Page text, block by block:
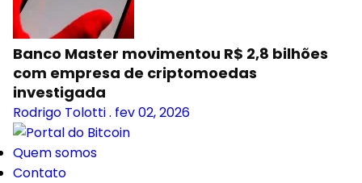
Banco Master movimentou R$ 2,8 bilhões
com empresa de criptomoedas
investigada
Rodrigo Tolotti. fev 02, 2026
Quem somos
Contato